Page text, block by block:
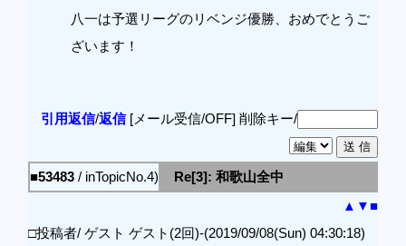
八一は予選リーグのリベンジ優勝、おめでとうご
ざいます！
引用返信/返信[メール受信/OFF] 削除キー/
■53483 / inTopicNo.4)
Re[3]: 和歌山全中
▲ ▼■
□投稿者/ ゲスト ゲスト(2回)-(2019/09/08(Sun) 04:30:18)